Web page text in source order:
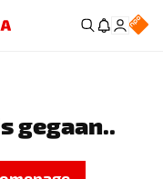
gegaan..